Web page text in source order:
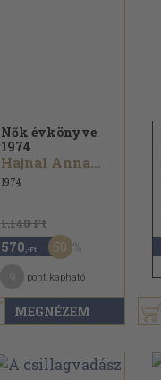
MEGNÉZEM
Nők évkönyve
1974
Hajnal Anna...
1974
1.140 Ft
570 ,-Ft 50
pont kapható